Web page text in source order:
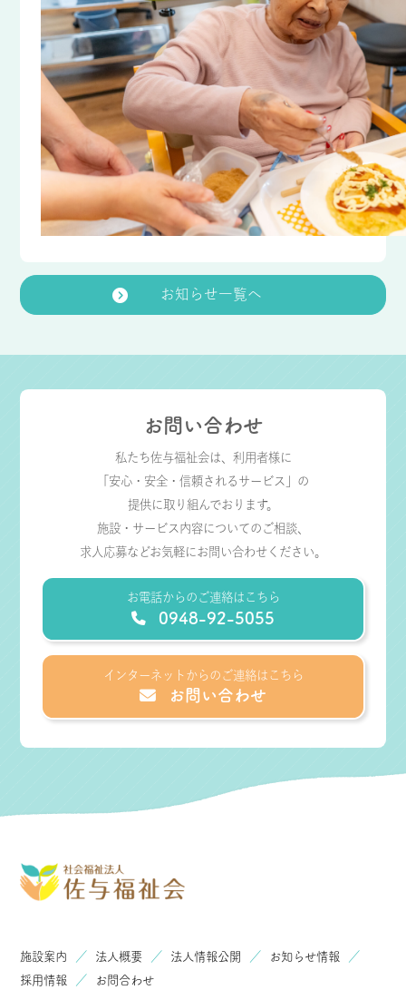
お知らせ一覧へ
お問い合わせ
私たち佐与福祉会は、利用者様に
「安心・安全・信頼されるサービス」の
提供に取り組んでおります。
施設・サービス内容についてのご相談、
求人応募などお気軽にお問い合わせください。
お電話からのご連絡はこちら
0948-92-5055
インターネットからのご連絡はこちら
お問い合わせ
施設案内 ／ 法人概要 ／ 法人情報公開 ／ お知らせ情報
／
採用情報
／ お問合わせ